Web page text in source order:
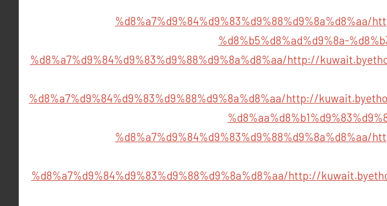
%d8%a7%d9%84%d9%83%d9%88%d9%8a%d8%aa/
%d8%b5%d8%ad%d9%8a-
%d8%a7%d9%84%d9%83%d9%88%d9%8a%d8%aa/http://
%d8%a7%d9%84%d9%83%d9%88%d9%8a%d8%aa/http://
%d8%a7%d9%84%d9%83%d9%88%d9%8a%d8%aa/
%d8%a7%d9%84%d9%83%d9%88%d9%8a%d8%aa/http://